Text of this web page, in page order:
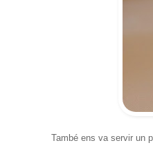
També ens va servir un